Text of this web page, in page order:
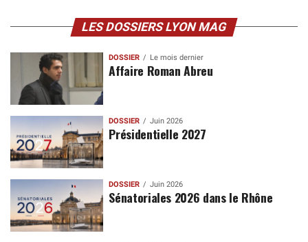
LES DOSSIERS LYON MAG
DOSSIER Le mois dernier
Affaire Roman Abreu
DOSSIER Juin 2026
Présidentielle 2027
DOSSIER Juin 2026
Sénatoriales 2026 dans le Rhône